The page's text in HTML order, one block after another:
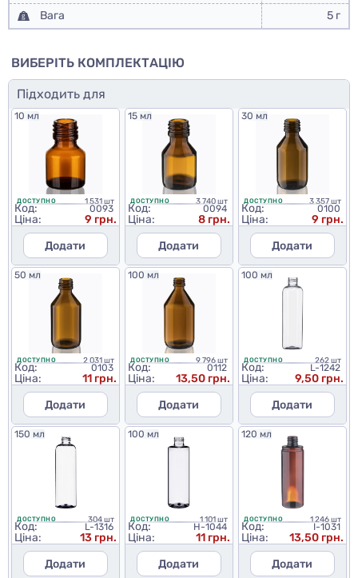
Вага
5 г
ВИБЕРІТЬ КОМПЛЕКТАЦІЮ
Підходить для
10 мл
ДОСТУПНО 1 531 шт
Код: 0093
Ціна:
9 грн.
Додати
15 мл
ДОСТУПНО 3 740 шт
Код: 0094
Ціна:
8 грн.
Додати
30 мл
ДОСТУПНО 3 357 шт
Код: 0100
Ціна:
9 грн.
Додати
50 мл
ДОСТУПНО 2 031 шт
Код: 0103
Ціна:
11 грн.
Додати
100 мл
ДОСТУПНО 9 796 шт
Код: 0112
Ціна:
13,50 грн.
Додати
100 мл
ДОСТУПНО 262 шт
Код: L-1242
Ціна:
9,50 грн.
Додати
150 мл
ДОСТУПНО 304 шт
Код: L-1316
Ціна:
13 грн.
Додати
100 мл
ДОСТУПНО 1 101 шт
Код: H-1044
Ціна:
11 грн.
Додати
120 мл
ДОСТУПНО 1 246 шт
Код: I-1031
Ціна:
13,50 грн.
Додати